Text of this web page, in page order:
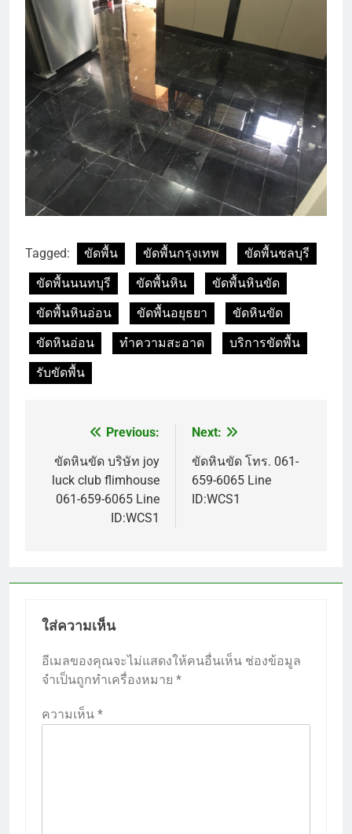
Tagged: ขัดพื้น ขัดพื้นกรุงเทพ
ขัดพื้นชลบุรี
ขัดพื้นนนทบุรี
ขัดพื้นหิน
ขัดพื้นหินขัด
ขัดพื้นหินอ่อน
ขัดพื้นอยุธยา
ขัดหินขัด
ขัดหินอ่อน
ทำความสะอาด
บริการขัดพื้น
รับขัดพื้น
แนะแนว
เรื่อง
Previous:
ขัดหินขัด บริษัท joy
luck club flimhouse
061-659-6065 Line
ID:WCS1
Next:
ขัดหินขัด โทร. 061-
659-6065 Line
ID:WCS1
ใส่ความเห็น
อีเมลของคุณจะไม่แสดงให้คนอื่นเห็น ช่องข้อมูล
จำเป็นถูกทำเครื่องหมาย *
ความเห็น *